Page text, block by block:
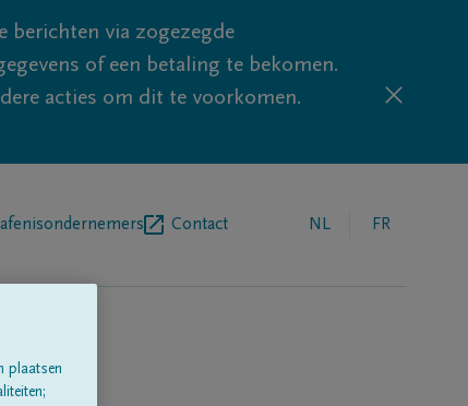
berichten via zogezegde
of een betaling te bekomen.
acties om dit te voorkomen.
Contact NL FR
plaatsen